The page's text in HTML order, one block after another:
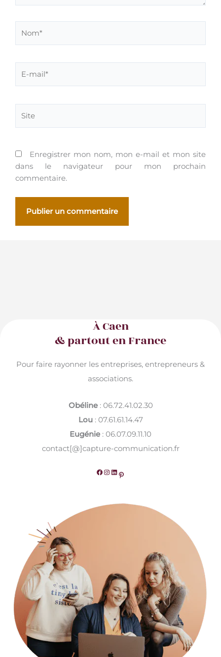
mail*
Enregistrer mon nom, mon e-mail et mon site
dans le navigateur pour mon prochain
commentaire.
À Caen
& partout en France
Pour faire rayonner les entreprises, entrepreneurs &
associations.
Obéline: 06.72.41.02.30
Lou: 07.61.61.14.47
Eugénie : 06.07.09.11.10
contact[@]capture-communication.fr
Facebook Instagram LinkedIn Pinterest